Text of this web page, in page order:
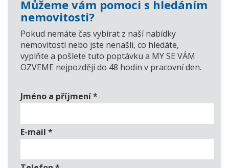
Můžeme vám pomoci s hledáním
nemovitosti?
Pokud nemáte čas vybírat z naší nabídky
nemovitostí nebo jste nenašli, co hledáte,
vyplňte a pošlete tuto poptávku a MY SE VÁM
OZVEME nejpozději do 48 hodin v pracovní den.
Jméno a příjmení*
E-mail *